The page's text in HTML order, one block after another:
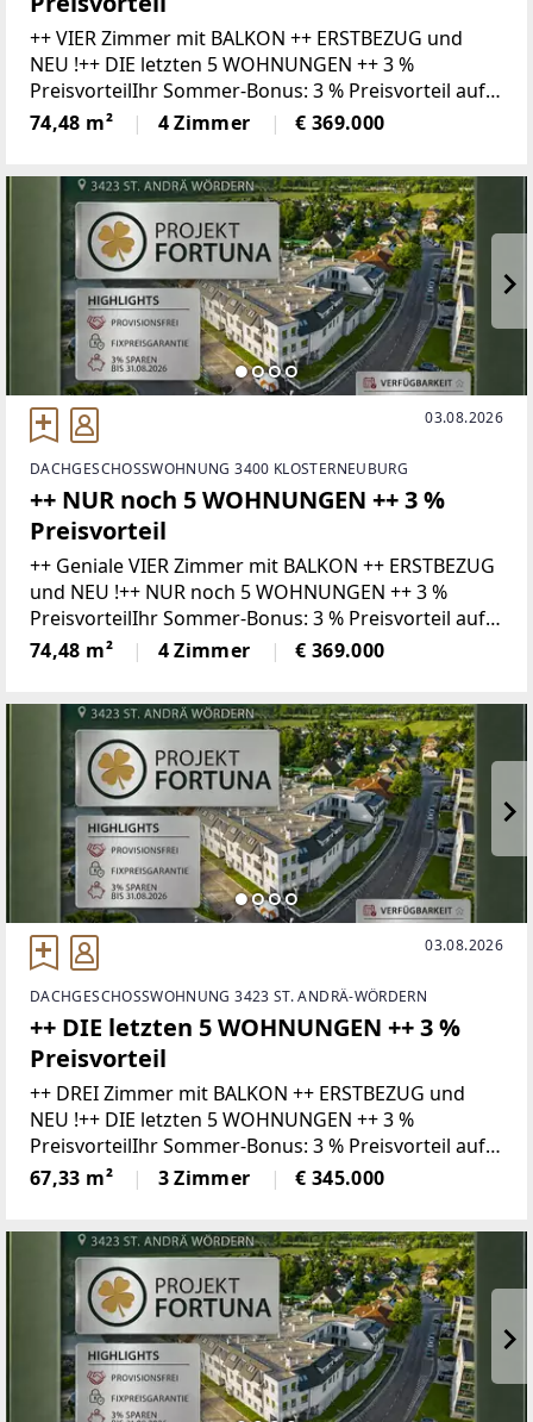
++ VIER Zimmer mit BALKON ++ ERSTBEZUG und
NEU !++ DIE letzten 5 WOHNUNGEN ++ 3 %
PreisvorteilIhr Sommer-Bonus: 3 % Preisvorteil auf
Ihr neues Zuhause!Wer bis 31.08.2026 ein Kaufanbot
für eine Wohnung zum gültigen Listenpreis
74,48 m² 4 Zimmer € 369.000
03.08.2026
DACHGESCHOSSWOHNUNG 3400 KLOSTERNEUBURG
++ NUR noch 5 WOHNUNGEN ++ 3 %
Preisvorteil
++ Geniale VIER Zimmer mit BALKON ++ ERSTBEZUG
und NEU !++ NUR noch 5 WOHNUNGEN ++ 3 %
PreisvorteilIhr Sommer-Bonus: 3 % Preisvorteil auf
Ihr neues Zuhause!Wer bis 31.08.2026 ein Kaufanbot
für eine Wohnung zum gültigen Listenpreis
74,48 m² 4 Zimmer € 369.000
03.08.2026
DACHGESCHOSSWOHNUNG 3423 ST. ANDRÄ-WÖRDERN
++ DIE letzten 5 WOHNUNGEN ++ 3 %
Preisvorteil
++ DREI Zimmer mit BALKON ++ ERSTBEZUG und
NEU !++ DIE letzten 5 WOHNUNGEN ++ 3 %
PreisvorteilIhr Sommer-Bonus: 3 % Preisvorteil auf
Ihr neues Zuhause!Wer bis 31.08.2026 ein Kaufanbot
für eine Wohnung zum gültigen Listenpreis
67,33 m² 3 Zimmer € 345.000